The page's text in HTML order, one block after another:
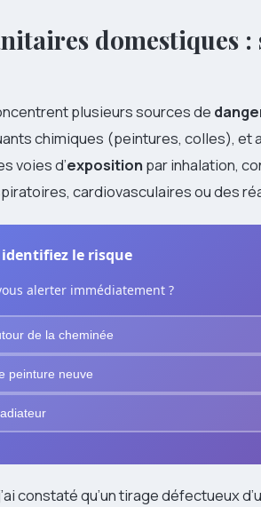
domestiques
plusieurs sources de
chimiques (peintures, colles),
voies d’exposition par inhalation,
cardiovasculaires ou des
le risque
alerter immédiatement ?
de la cheminée
peinture neuve
constaté qu’un tirage défectueux